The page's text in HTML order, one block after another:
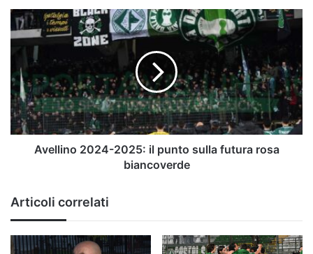
Salerno..."
Avellino
2024-
2025:
punto
sulla
futura
rosa
biancoverde
Avellino 2024-2025: il punto sulla futura rosa
biancoverde
Articoli correlati